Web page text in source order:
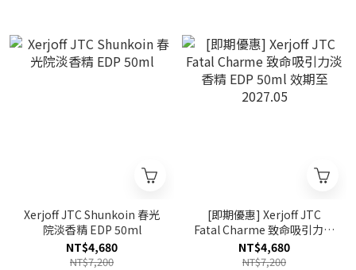
Xerjoff JTC Shunkoin 春光
院淡香精 EDP 50ml
NT$4,680
NT$7,200
[即期優惠] Xerjoff JTC
Fatal Charme 致命吸引力淡
香精 EDP 50ml 效期至
2027.05
NT$4,680
NT$7,200